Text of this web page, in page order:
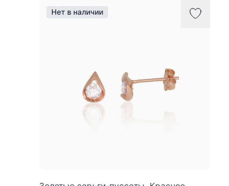
Нет в наличии